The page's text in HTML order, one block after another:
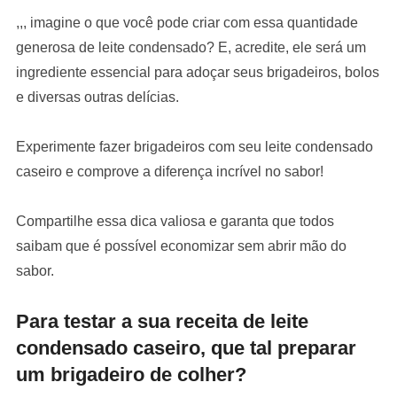
,,, imagine o que você pode criar com essa quantidade
generosa de leite condensado? E, acredite, ele será um
ingrediente essencial para adoçar seus brigadeiros, bolos
e diversas outras delícias.
Experimente fazer brigadeiros com seu leite condensado
caseiro e comprove a diferença incrível no sabor!
Compartilhe essa dica valiosa e garanta que todos
saibam que é possível economizar sem abrir mão do
sabor.
Para testar a sua receita de leite
condensado caseiro, que tal preparar
um brigadeiro de colher?